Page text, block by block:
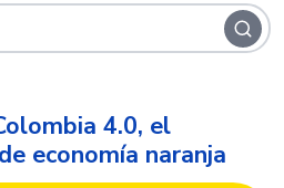
4.0, el
economía naranja